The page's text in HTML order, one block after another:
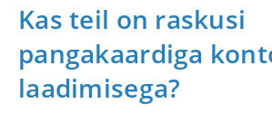
Kas teil on raskusi
pangakaardiga
laadimisega?